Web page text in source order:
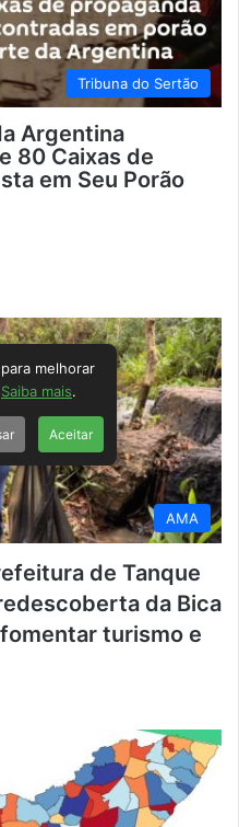
Tribuna do Sertão
Argentina
80 Caixas de
em Seu Porão
AMA
de Tanque
da Bica
turismo e
melhorar
Saiba mais.
Aceitar